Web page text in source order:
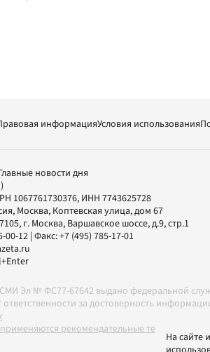
информацияУсловия использования
новости дня
1067761730376, ИНН 7743625728
Москва, Коптевская улица, дом 67
, г. Москва, Варшавское шоссе, д.9, стр.1
00-12 | Факс:+7 (495) 785-17-01
СМИ Эл № ФС77-67642 выдано федеральной
ответственности за достоверность
рекомендательные технологии в
На сайте